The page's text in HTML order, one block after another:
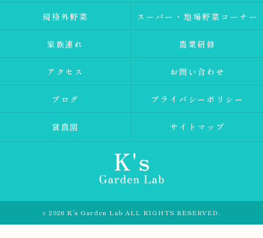
規格外野菜 スーパー・地場野菜コーナー
家族連れ 農業研修
アクセス お問い合わせ
ブログ プライバシーポリシー
貸農園 サイトマップ
c 2026 K's Garden Lab ALL RIGHTS RESERVED.